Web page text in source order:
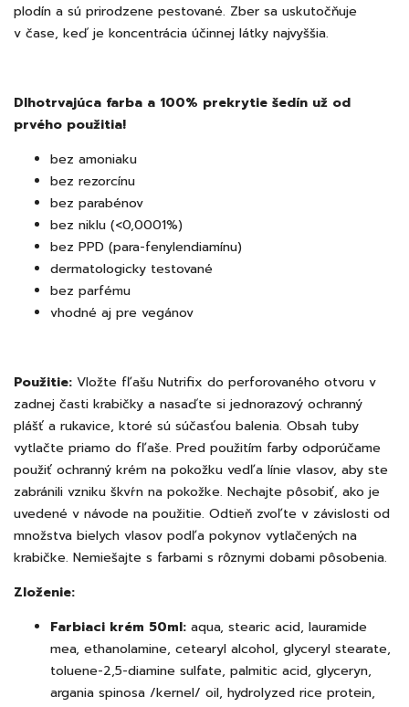
plodín a sú prirodzene pestované. Zber sa uskutočňuje
v čase, keď je koncentrácia účinnej látky najvyššia.
Dlhotrvajúca farba a 100% prekrytie šedín už od
prvého použitia!
bez amoniaku
bez rezorcínu
bez parabénov
bez niklu (<0,0001%)
bez PPD (para-fenylendiamínu)
dermatologicky testované
bez parfému
vhodné aj pre vegánov
Použitie: Vložte fľašu Nutrifix do perforovaného otvoru v
zadnej časti krabičky a nasaďte si jednorazový ochranný
plášť a rukavice, ktoré sú súčasťou balenia. Obsah tuby
vytlačte priamo do fľaše. Pred použitím farby odporúčame
použiť ochranný krém na pokožku vedľa línie vlasov, aby ste
zabránili vzniku škvŕn na pokožke. Nechajte pôsobiť, ako je
uvedené v návode na použitie. Odtieň zvoľte v závislosti od
množstva bielych vlasov podľa pokynov vytlačených na
krabičke. Nemiešajte s farbami s rôznymi dobami pôsobenia.
Zloženie:
Farbiaci krém 50ml: aqua, stearic acid, lauramide
mea, ethanolamine, cetearyl alcohol, glyceryl stearate,
toluene-2,5-diamine sulfate, palmitic acid, glyceryn,
argania spinosa /kernel/ oil, hydrolyzed rice protein,